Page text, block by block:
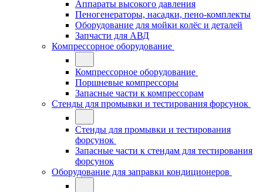
Аппараты высокого давления
Пеногенераторы, насадки, пено-комплекты
Оборудование для мойки колёс и деталей
Запчасти для АВД
Компрессорное оборудование
Компрессорное оборудование
Поршневые компрессоры
Запасные части к компрессорам
Стенды для промывки и тестирования форсунок
Стенды для промывки и тестирования
форсунок
Запасные части к стендам для тестирования
форсунок
Оборудование для заправки кондиционеров